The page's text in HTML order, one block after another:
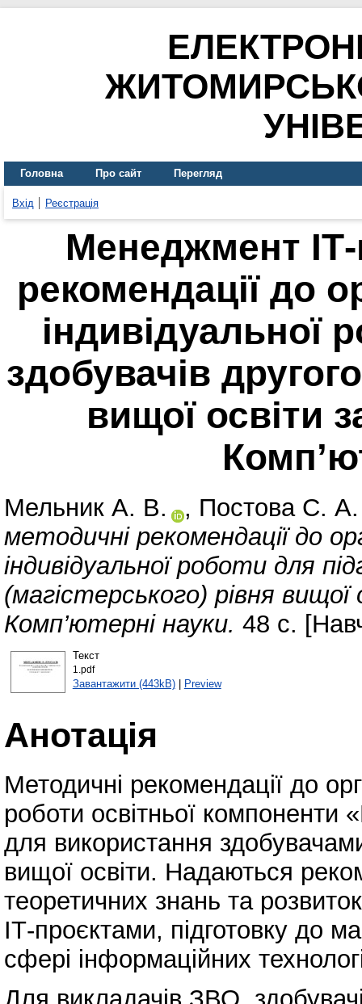
Головна Про сайт Перегляд
Вхід Реєстрація
Менеджмент ІТ-
рекомендації до
індивідуальної
здобувачів
вищої освіти
Мельник А. В. , Постова С. А.
методичні рекомендації до
індивідуальної роботи для
(магістерського) рівня
Комп’ютерні науки. 48 с.
Текст
1.pdf
Завантажити (443kB)| Preview
Анотація
Методичні рекомендації до
роботи освітньої компоненти
для використання
вищої освіти. Надаються
теоретичних знань та
ІТ-проєктами, підготовку до
сфері інформаційних